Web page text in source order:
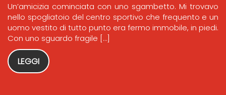
Un’amicizia cominciata con uno sgambetto. Mi trovavo
nello spogliatoio del centro sportivo che frequento e un
uomo vestito di tutto punto era fermo immobile, in piedi.
Con uno sguardo fragile […]
LEGGI